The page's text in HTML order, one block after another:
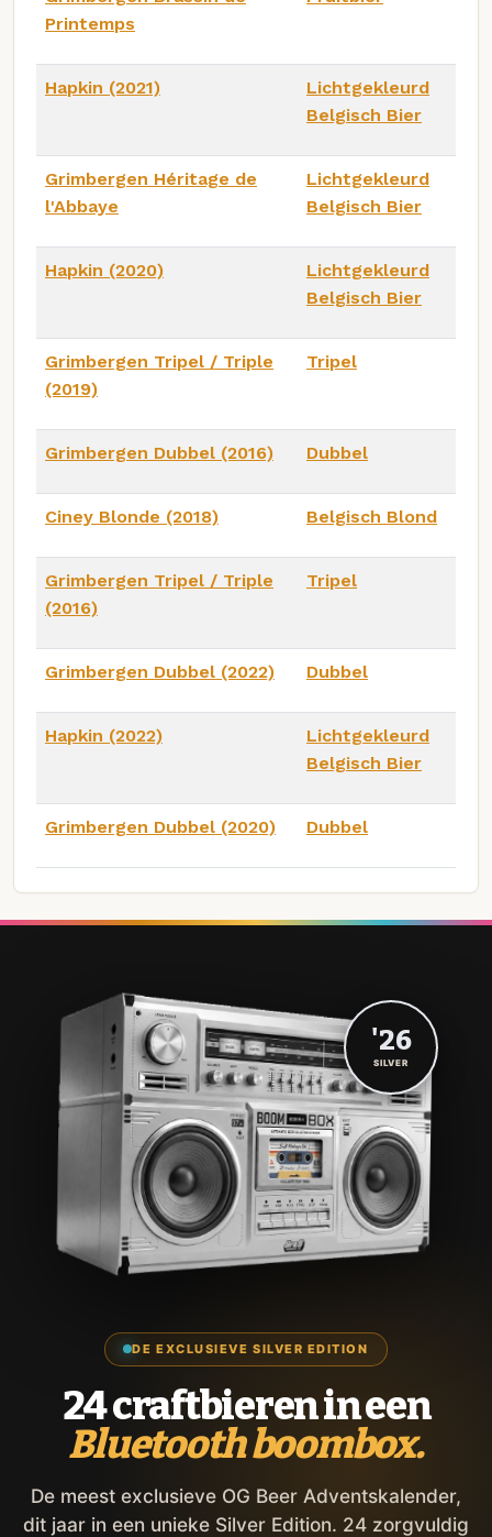
Printemps
Hapkin (2021)
Lichtgekleurd
Belgisch Bier
Grimbergen Héritage de
l'Abbaye
Lichtgekleurd
Belgisch Bier
Hapkin (2020)
Lichtgekleurd
Belgisch Bier
Grimbergen Tripel / Triple
(2019)
Tripel
Grimbergen Dubbel (2016) Dubbel
Ciney Blonde (2018) Belgisch Blond
Grimbergen Tripel / Triple
(2016)
Tripel
Grimbergen Dubbel (2022) Dubbel
Hapkin (2022)
Lichtgekleurd
Belgisch Bier
Grimbergen Dubbel (2020) Dubbel
DE EXCLUSIEVE SILVER EDITION
24 craftbieren in een
Bluetooth boombox.
De meest exclusieve OG Beer Adventskalender,
dit jaar in een unieke Silver Edition. 24 zorgvuldig
'26
SILVER